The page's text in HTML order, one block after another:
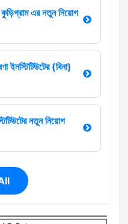
কুড়িগ্রাম এর নতুন নিয়োগ
ইনস্টিটিউটের (বিনা)
নতুন নিয়োগ